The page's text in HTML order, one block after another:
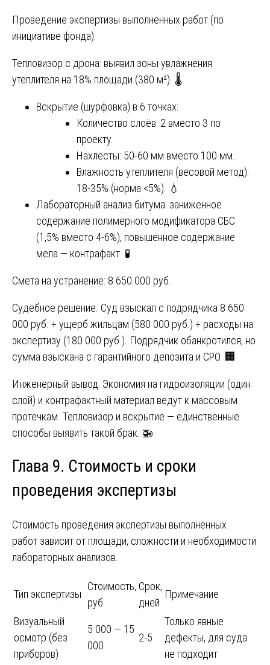
Проведение экспертизы выполненных работ (по
инициативе фонда):
Тепловизор с дрона: выявил зоны увлажнения
утеплителя на 18% площади (380 м²). 🌡️
Вскрытие (шурфовка) в 6 точках:
Количество слоёв: 2 вместо 3 по
проекту.
Нахлесты: 50-60 мм вместо 100 мм.
Влажность утеплителя (весовой метод):
18-35% (норма <5%). 💧
Лабораторный анализ битума: заниженное
содержание полимерного модификатора СБС
(1,5% вместо 4-6%), повышенное содержание
мела — контрафакт. 🧪
Смета на устранение: 8 650 000 руб.
Судебное решение. Суд взыскал с подрядчика 8 650
000 руб. + ущерб жильцам (580 000 руб.) + расходы на
экспертизу (180 000 руб.). Подрядчик обанкротился, но
сумма взыскана с гарантийного депозита и СРО. 🏢
Инженерный вывод: Экономия на гидроизоляции (один
слой) и контрафактный материал ведут к массовым
протечкам. Тепловизор и вскрытие — единственные
способы выявить такой брак. 🚁
Глава 9. Стоимость и сроки
проведения экспертизы
Стоимость проведения экспертизы выполненных
работ зависит от площади, сложности и необходимости
лабораторных анализов.
Тип экспертизы
Стоимость,
руб.
Срок,
дней
Примечание
Визуальный
осмотр (без
приборов)
5 000 — 15
000
2-5
Только явные
дефекты, для суда
не подходит